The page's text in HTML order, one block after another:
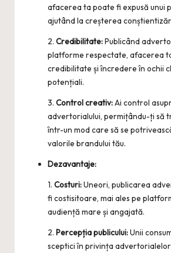
afacerea ta poate fi expusă unui
ajutând la creșterea
2. Credibilitate:Publicând
platforme respectate, afacerea
credibilitate și încredere în ochii
potențiali.
3. Control creativ:Ai control
advertorialului, permițându-ți să
într-un mod care să se
valorile brandului tău.
Dezavantaje:
1. Costuri:Uneori, publicarea
fi costisitoare, mai ales pe
audiență mare și angajată.
2. Percepția publicului:Unii
sceptici în privința